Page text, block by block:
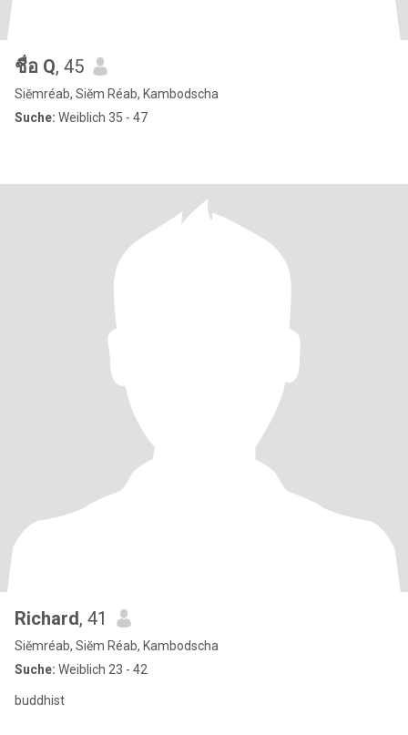
ชื่อ Q, 45
Siĕmréab, Siĕm Réab, Kambodscha
Suche: Weiblich 35 - 47
Richard, 41
Siĕmréab, Siĕm Réab, Kambodscha
Suche: Weiblich 23 - 42
buddhist